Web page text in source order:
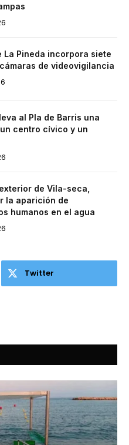
La Pineda incorpora siete
de videovigilancia
al Pla de Barris una
centro cívico y un
de Vila-seca,
la aparición de
humanos en el agua
Twitter